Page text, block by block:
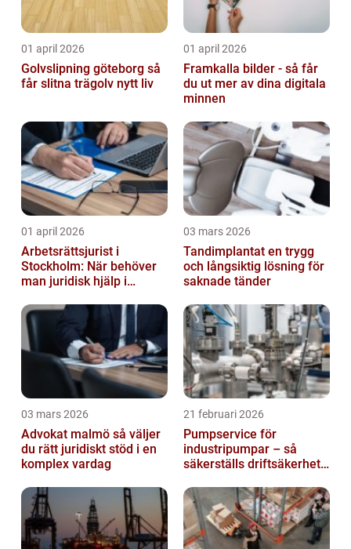
01 april 2026
Golvslipning göteborg så
får slitna trägolv nytt liv
01 april 2026
Framkalla bilder - så får
du ut mer av dina digitala
minnen
01 april 2026
Arbetsrättsjurist i
Stockholm: När behöver
man juridisk hjälp i
03 mars 2026
Tandimplantat en trygg
och långsiktig lösning för
saknade tänder
03 mars 2026
Advokat malmö så väljer
du rätt juridiskt stöd i en
komplex vardag
21 februari 2026
Pumpservice för
industripumpar – så
säkerställs driftsäkerhet